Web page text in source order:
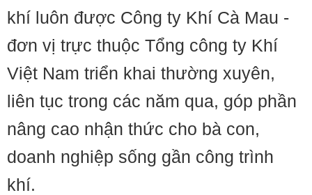
khí luôn được Công ty Khí Cà Mau -
đơn vị trực thuộc Tổng công ty Khí
Việt Nam triển khai thường xuyên,
liên tục trong các năm qua, góp phần
nâng cao nhận thức cho bà con,
doanh nghiệp sống gần công trình
khí.